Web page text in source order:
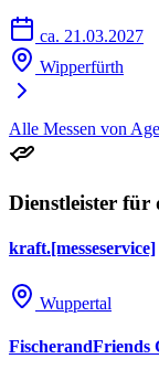
ca. 21.03.2027
Wipperfürth
Alle Messen von
Dienstleister für
kraft.[messeservice]
Wuppertal
FischerandFriends